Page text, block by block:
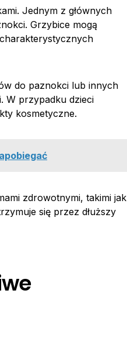
Jednym z głównych
Grzybice mogą
do paznokci lub innych
W przypadku dzieci
kosmetyczne.
zdrowotnymi, takimi jak
się przez dłuższy